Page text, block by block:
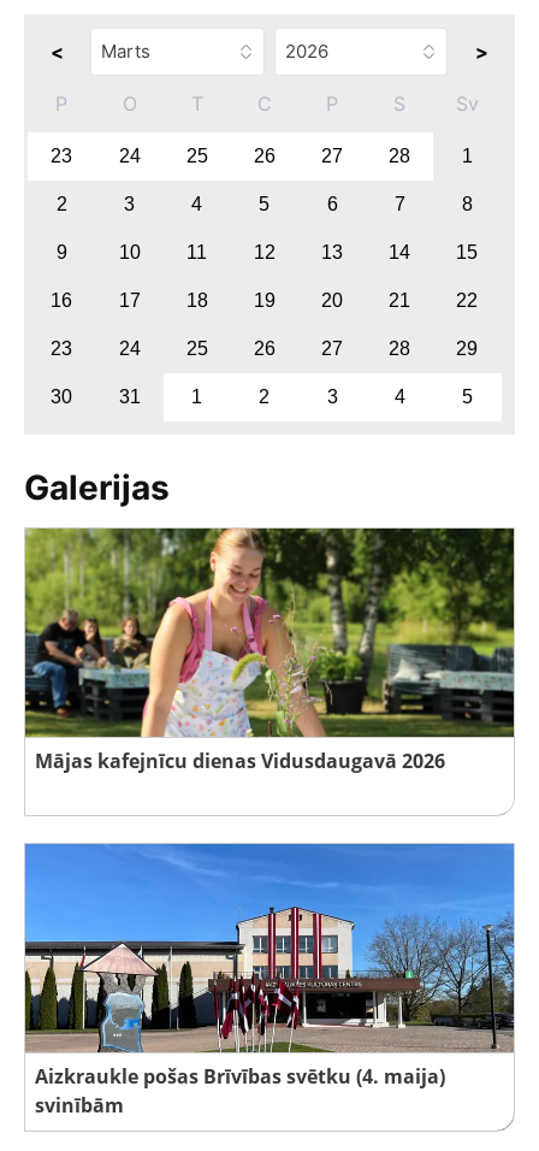
< >
P O T C P S Sv
23 24 25 26 27 28 1
2 3 4 5 6 7 8
9 10 11 12 13 14 15
16 17 18 19 20 21 22
23 24 25 26 27 28 29
30 31 1 2 3 4 5
Galerijas
Mājas kafejnīcu dienas Vidusdaugavā 2026
Aizkraukle pošas Brīvības svētku (4. maija)
svinībām